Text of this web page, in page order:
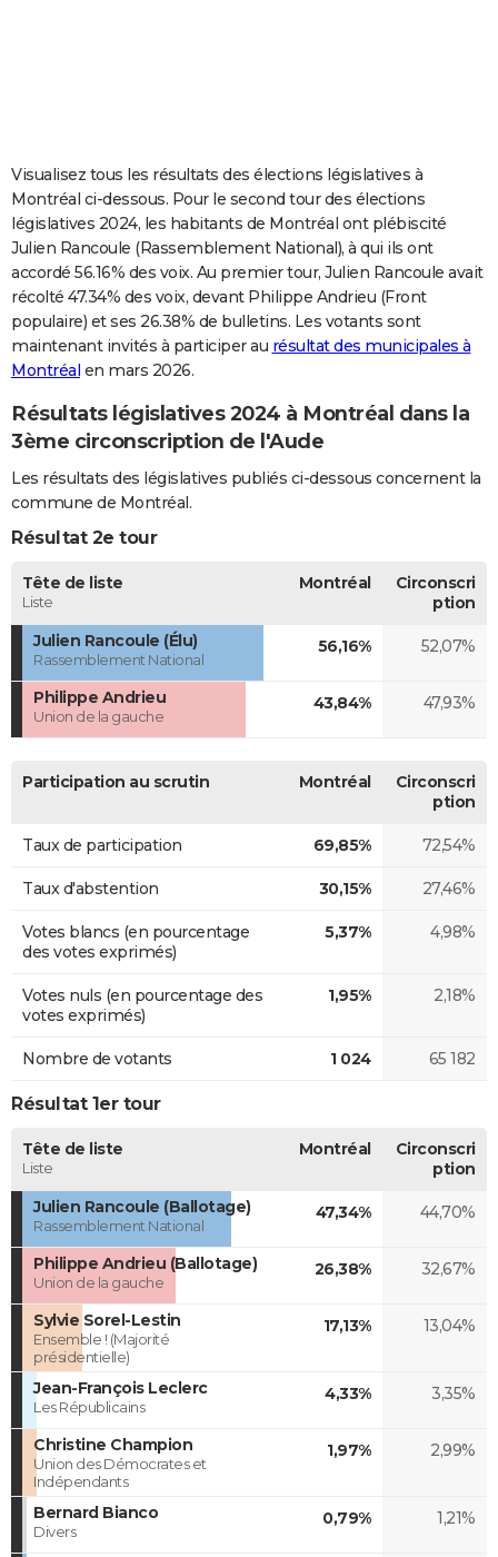
Carte de Noël
Carte Bonne année
Carte Saint-Valentin
Carte Pâques
Carte d'anniversaire
DICTIONNAIRE
Dictionnaire
Biographies
Citations
Expressions
Proverbes
PROGRAMME TV
COPAINS D'AVANT
S'inscrire
Se connecter
Lycées
Collèges
Primaires
Universités
Entreprises
Service militaire
Avis de recherche
AVIS DE DÉCÈS
Visualisez tous les résultats des élections législatives à
Montréal ci-dessous. Pour le second tour des élections
législatives 2024, les habitants de Montréal ont plébiscité
Julien Rancoule (Rassemblement National), à qui ils ont
accordé 56.16% des voix. Au premier tour, Julien Rancoule avait
récolté 47.34% des voix, devant Philippe Andrieu (Front
populaire) et ses 26.38% de bulletins. Les votants sont
maintenant invités à participer au résultat des municipales à
Montréal en mars 2026.
Résultats législatives 2024 à Montréal dans la
3ème circonscription de l'Aude
Les résultats des législatives publiés ci-dessous concernent la
commune de Montréal.
Résultat 2e tour
Tête de liste
Liste
Montréal
Circonscri
ption
Julien Rancoule (Élu)
Rassemblement National
56,16% 52,07%
Philippe Andrieu
Union de la gauche
43,84% 47,93%
Participation au scrutin Montréal
Circonscri
ption
Taux de participation 69,85% 72,54%
Taux d'abstention 30,15% 27,46%
Votes blancs (en pourcentage
des votes exprimés)
5,37% 4,98%
Votes nuls (en pourcentage des
votes exprimés)
1,95% 2,18%
Nombre de votants 1 024 65 182
Résultat 1er tour
Tête de liste
Liste
Montréal
Circonscri
ption
Julien Rancoule (Ballotage)
Rassemblement National
47,34% 44,70%
Philippe Andrieu (Ballotage)
Union de la gauche
26,38% 32,67%
Sylvie Sorel-Lestin
Ensemble ! (Majorité
présidentielle)
17,13% 13,04%
Jean-François Leclerc
Les Républicains
4,33% 3,35%
Christine Champion
Union des Démocrates et
Indépendants
1,97% 2,99%
Bernard Bianco
Divers
0,79% 1,21%